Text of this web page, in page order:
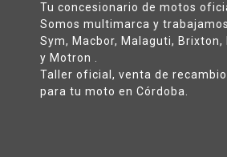
Tu concesionario de motos
Somos multimarca y
Sym, Macbor, Malaguti, Brixton,
y Motron
Taller oficial, venta de
para tu moto en Córdoba.